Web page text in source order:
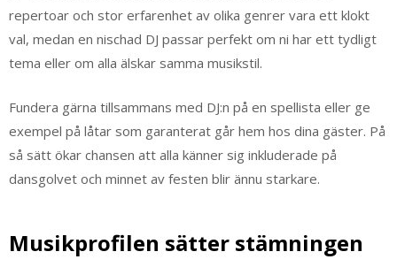
repertoar och stor erfarenhet av olika genrer vara ett klokt
val, medan en nischad DJ passar perfekt om ni har ett tydligt
tema eller om alla älskar samma musikstil.
Fundera gärna tillsammans med DJ:n på en spellista eller ge
exempel på låtar som garanterat går hem hos dina gäster. På
så sätt ökar chansen att alla känner sig inkluderade på
dansgolvet och minnet av festen blir ännu starkare.
Musikprofilen sätter stämningen